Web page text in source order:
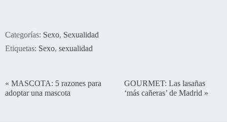
Categorías: Sexo, Sexualidad
Etiquetas: Sexo, sexualidad
« MASCOTA: 5 razones para
adoptar una mascota
GOURMET: Las lasañas
‘más cañeras’ de Madrid »